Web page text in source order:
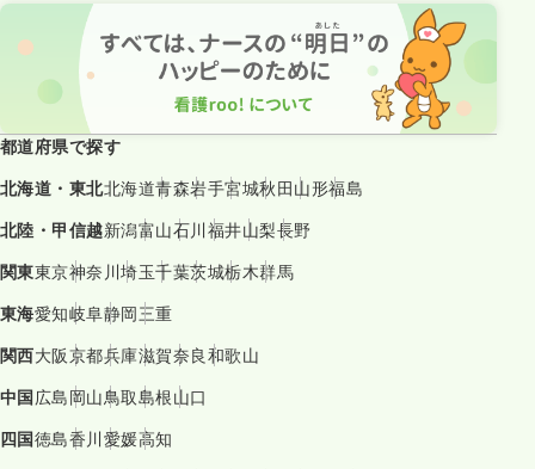
都道府県で探す
北海道・東北北海道青森岩手宮城秋田 山形福島
北陸・甲信越新潟富山石川 福井山梨長野
関東東京神奈川埼玉千葉茨城栃木群馬
東海愛知岐阜静岡三重
関西大阪京都兵庫滋賀奈良和歌山
中国 広島 岡山鳥取島根山口
四国徳島香川 愛媛高知